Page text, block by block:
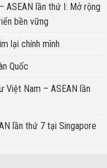
ASEAN lần thứ I: Mở rộng
bền vững
lại chính mình
Quốc
Việt Nam – ASEAN lần
lần thứ 7 tại Singapore